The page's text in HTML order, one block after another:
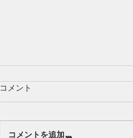
コメント
コメントを追加…